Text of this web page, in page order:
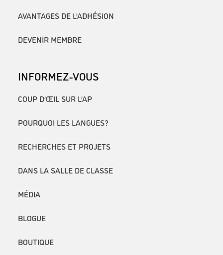
AVANTAGES DE L’ADHÉSION
DEVENIR MEMBRE
INFORMEZ-VOUS
COUP D’ŒIL SUR L’AP
POURQUOI LES LANGUES?
RECHERCHES ET PROJETS
DANS LA SALLE DE CLASSE
MÉDIA
BLOGUE
BOUTIQUE